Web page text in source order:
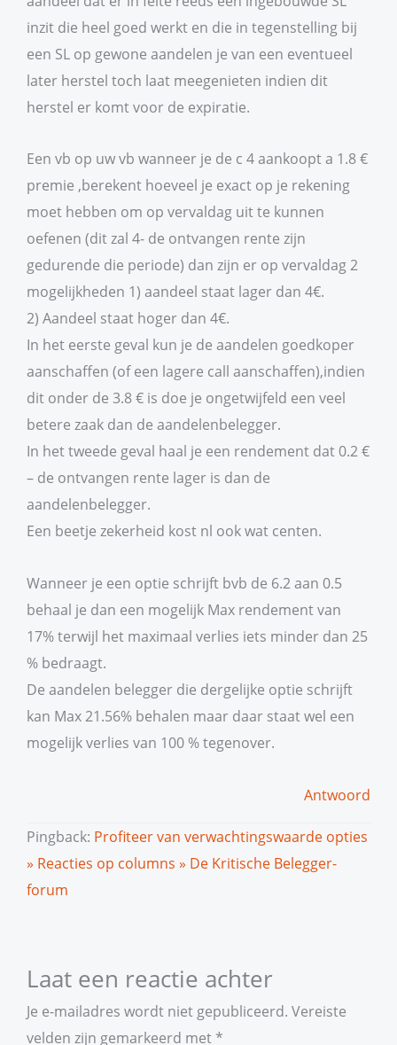
inzit die heel goed werkt en die in tegenstelling bij
een SL op gewone aandelen je van een eventueel
later herstel toch laat meegenieten indien dit
herstel er komt voor de expiratie.
Een vb op uw vb wanneer je de c 4 aankoopt a 1.8 €
premie ,berekent hoeveel je exact op je rekening
moet hebben om op vervaldag uit te kunnen
oefenen (dit zal 4- de ontvangen rente zijn
gedurende die periode) dan zijn er op vervaldag 2
mogelijkheden 1) aandeel staat lager dan 4€.
2) Aandeel staat hoger dan 4€.
In het eerste geval kun je de aandelen goedkoper
aanschaffen (of een lagere call aanschaffen),indien
dit onder de 3.8 € is doe je ongetwijfeld een veel
betere zaak dan de aandelenbelegger.
In het tweede geval haal je een rendement dat 0.2 €
– de ontvangen rente lager is dan de
aandelenbelegger.
Een beetje zekerheid kost nl ook wat centen.
Wanneer je een optie schrijft bvb de 6.2 aan 0.5
behaal je dan een mogelijk Max rendement van
17% terwijl het maximaal verlies iets minder dan 25
% bedraagt.
De aandelen belegger die dergelijke optie schrijft
kan Max 21.56% behalen maar daar staat wel een
mogelijk verlies van 100 % tegenover.
Antwoord
Pingback: Profiteer van verwachtingswaarde opties
» Reacties op columns » De Kritische Belegger-
forum
Laat een reactie achter
Je e-mailadres wordt niet gepubliceerd. Vereiste
velden zijn gemarkeerd met *